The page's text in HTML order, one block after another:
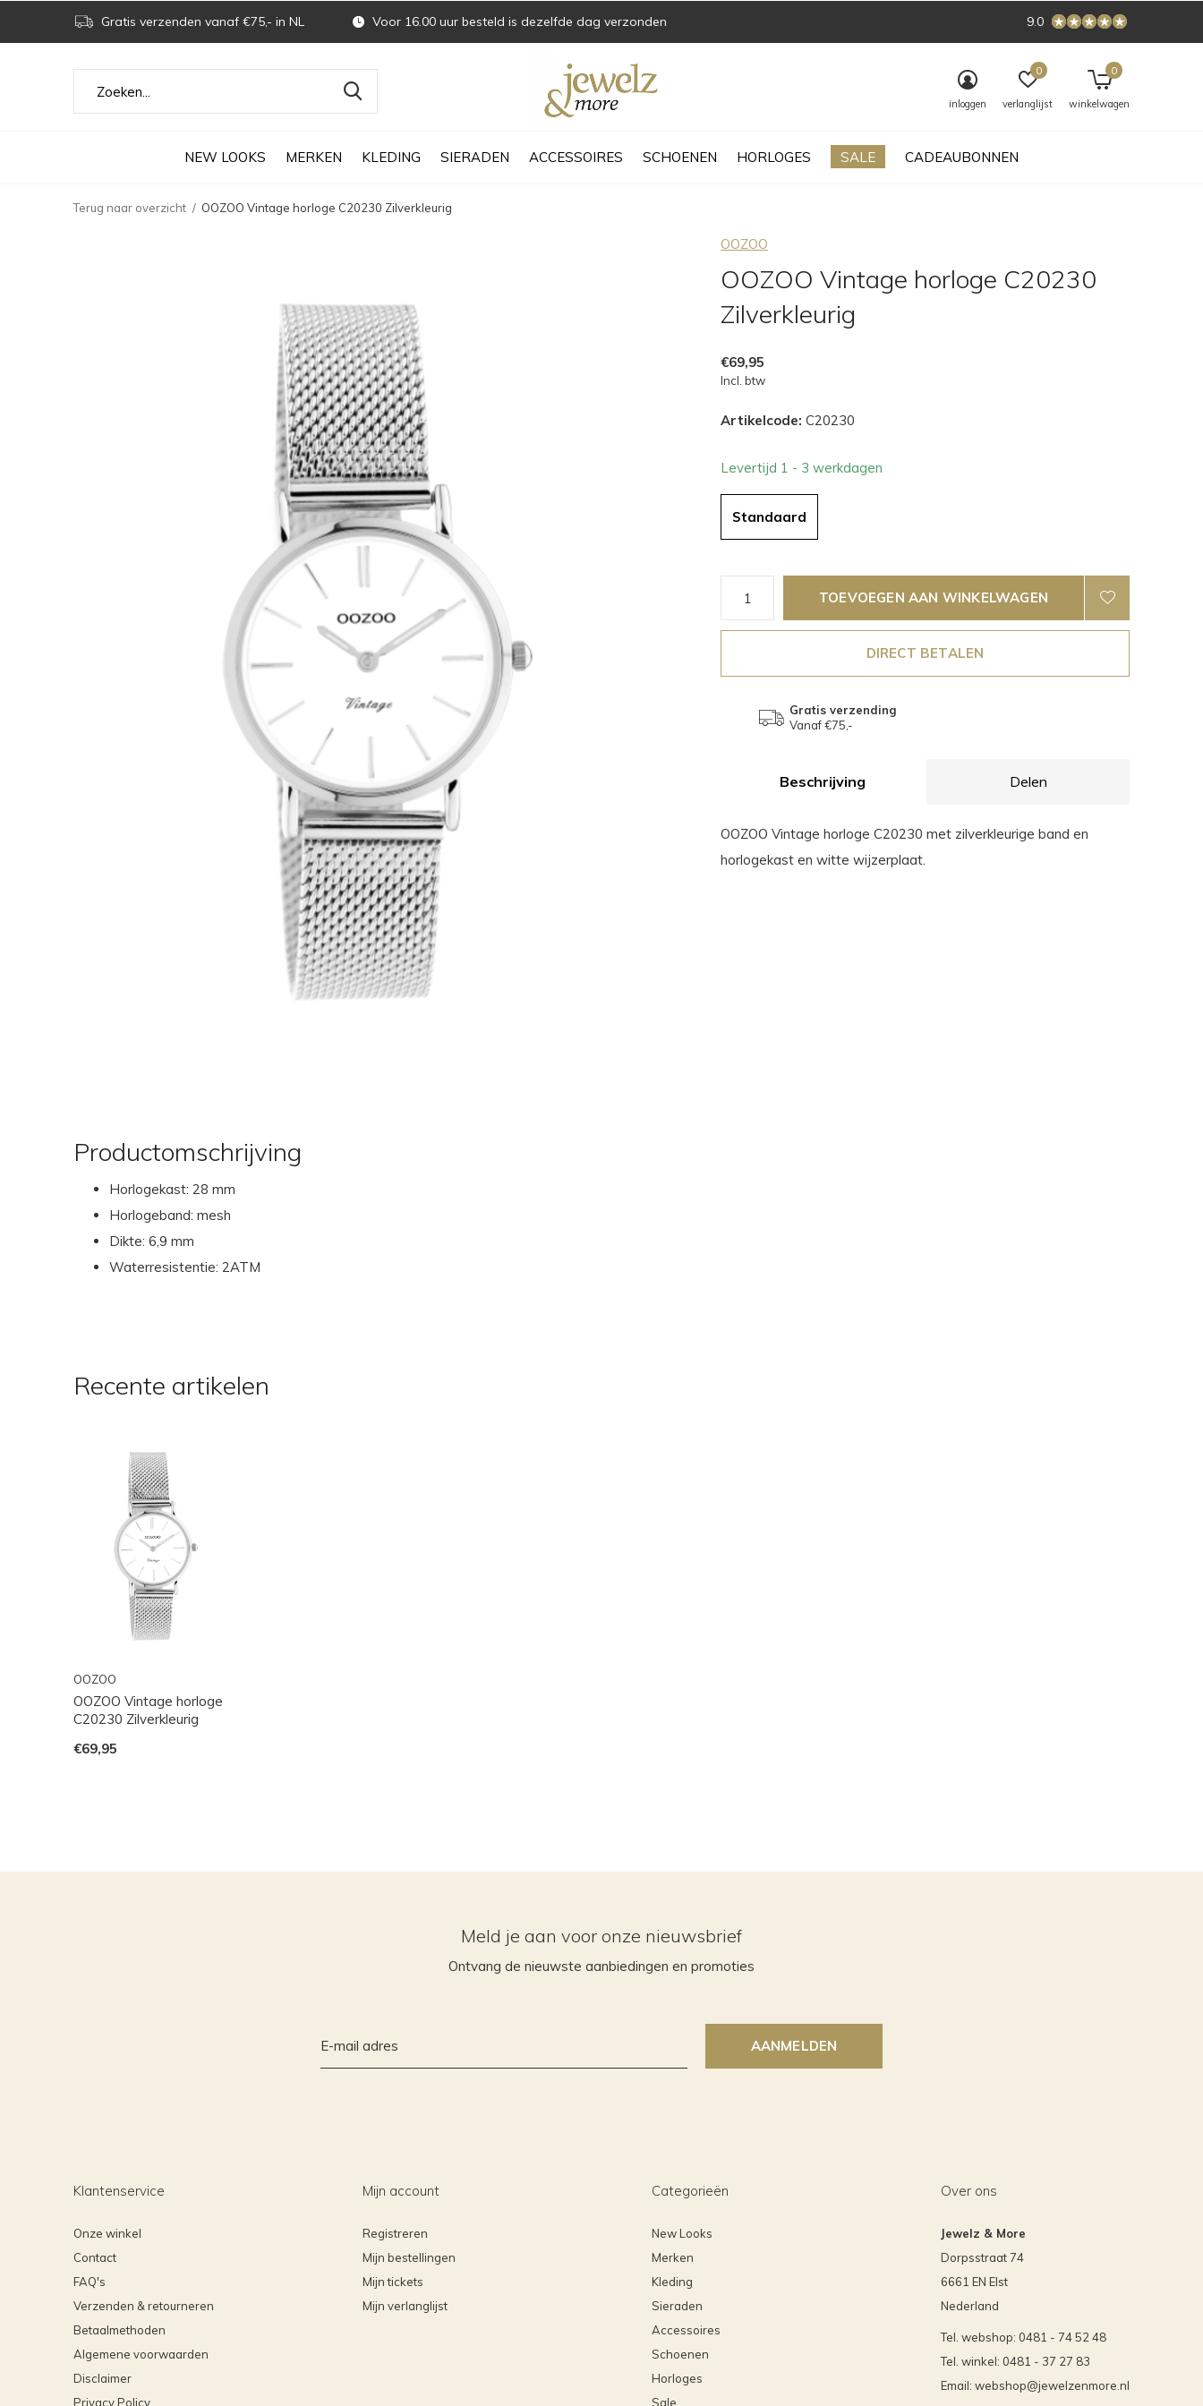
NEW LOOKS MERKEN KLEDING SIERADEN ACCESSOIRES SCHOENEN HORLOGES SALE CADEAUBONNEN
inloggen verlanglijst
0
winkelwagen
0
Gratis verzenden vanaf €75,- in NL Voor 16.00 uur besteld is dezelfde dag verzonden 9.0
Terug naar overzicht OOZOO Vintage horloge C20230 Zilverkleurig
OOZOO
OOZOO Vintage horloge C20230
Zilverkleurig
€69,95
Incl. btw
Artikelcode: C20230
Levertijd 1 - 3 werkdagen
Standaard
TOEVOEGEN AAN WINKELWAGEN
DIRECT BETALEN
Gratis verzending
Vanaf €75,-
Beschrijving Delen
OOZOO Vintage horloge C20230 met zilverkleurige band en
horlogekast en witte wijzerplaat.
Productomschrijving
Horlogekast: 28 mm
Horlogeband: mesh
Dikte: 6,9 mm
Waterresistentie: 2ATM
Recente artikelen
OOZOO
OOZOO Vintage horloge
C20230 Zilverkleurig
€69,95
Meld je aan voor onze nieuwsbrief
Ontvang de nieuwste aanbiedingen en promoties
AANMELDEN
Klantenservice
Onze winkel
Contact
FAQ's
Verzenden & retourneren
Betaalmethoden
Algemene voorwaarden
Disclaimer
Privacy Policy
Mijn account
Registreren
Mijn bestellingen
Mijn tickets
Mijn verlanglijst
Categorieën
New Looks
Merken
Kleding
Sieraden
Accessoires
Schoenen
Horloges
Sale
Over ons
Jewelz & More
Dorpsstraat 74
6661 EN Elst
Nederland
Tel. webshop: 0481 - 74 52 48
Tel. winkel: 0481 - 37 27 83
Email: webshop@jewelzenmore.nl